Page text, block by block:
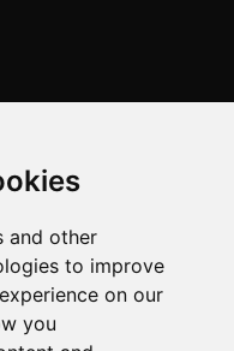
and other
to improve
on our
you